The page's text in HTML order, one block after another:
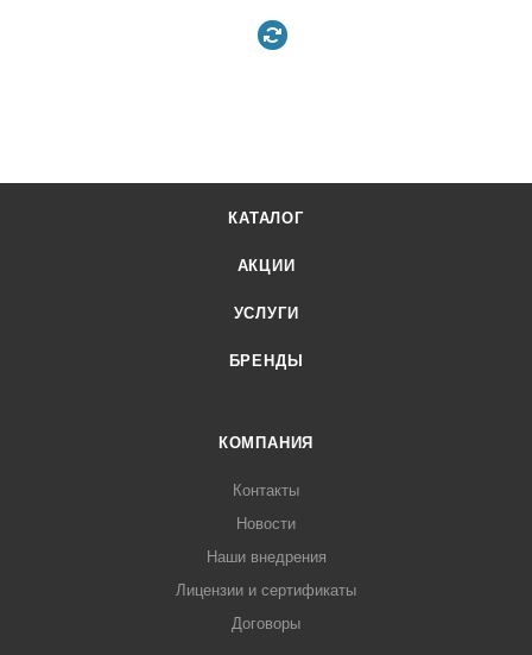
КАТАЛОГ
АКЦИИ
УСЛУГИ
БРЕНДЫ
КОМПАНИЯ
Контакты
Новости
Наши внедрения
Лицензии и сертификаты
Договоры